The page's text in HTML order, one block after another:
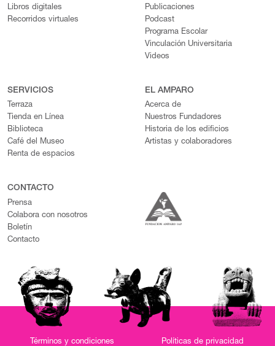
Libros digitales
Recorridos virtuales
Publicaciones
Podcast
Programa Escolar
Vinculación Universitaria
Videos
SERVICIOS
Terraza
Tienda en Línea
Biblioteca
Café del Museo
Renta de espacios
EL AMPARO
Acerca de
Nuestros Fundadores
Historia de los edificios
Artistas y colaboradores
CONTACTO
Prensa
Colabora con nosotros
Boletín
Contacto
Términos y condiciones Políticas de privacidad